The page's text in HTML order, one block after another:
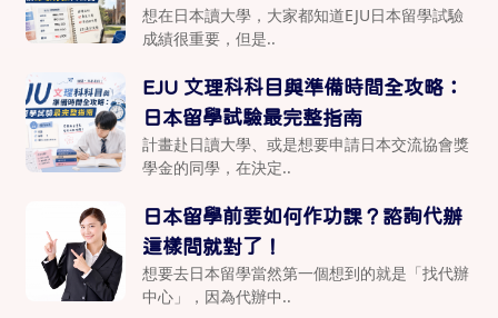
想在日本讀大學，大家都知道EJU日本留學試驗
成績很重要，但是..
EJU 文理科科目與準備時間全攻略：
日本留學試驗最完整指南
計畫赴日讀大學、或是想要申請日本交流協會獎
學金的同學，在決定..
日本留學前要如何作功課？諮詢代辦
這樣問就對了！
想要去日本留學當然第一個想到的就是「找代辦
中心」，因為代辦中..